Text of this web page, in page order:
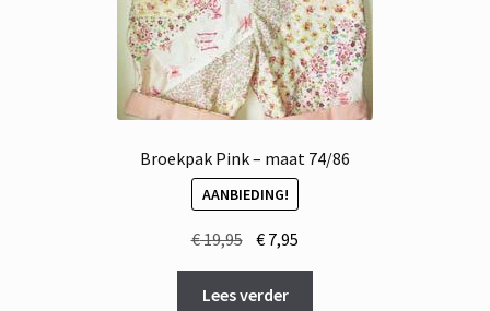
Broekpak Pink – maat 74/86
AANBIEDING!
€19,95 Oorspronkelijke
prijs
was:
€ 7,95
prijs
Lees verder